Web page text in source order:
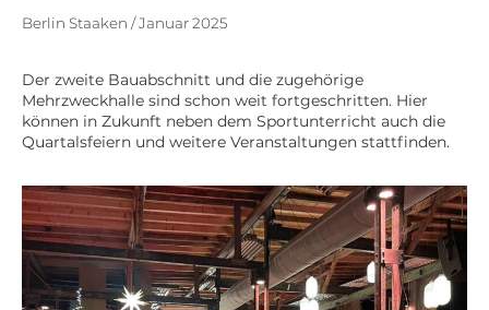
Berlin Staaken / Januar 2025
Der zweite Bauabschnitt und die zugehörige
Mehrzweckhalle sind schon weit fortgeschritten. Hier
können in Zukunft neben dem Sportunterricht auch die
Quartalsfeiern und weitere Veranstaltungen stattfinden.